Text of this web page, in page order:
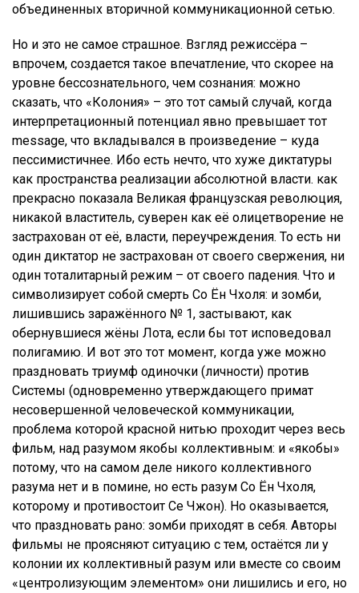
объединенных вторичной коммуникационной сетью.
Но и это не самое страшное. Взгляд режиссёра –
впрочем, создается такое впечатление, что скорее на
уровне бессознательного, чем сознания: можно
сказать, что «Колония» – это тот самый случай, когда
интерпретационный потенциал явно превышает тот
message, что вкладывался в произведение – куда
пессимистичнее. Ибо есть нечто, что хуже диктатуры
как пространства реализации абсолютной власти. как
прекрасно показала Великая французская революция,
никакой властитель, суверен как её олицетворение не
застрахован от её, власти, переучреждения. То есть ни
один диктатор не застрахован от своего свержения, ни
один тоталитарный режим – от своего падения. Что и
символизирует собой смерть Со Ён Чхоля: и зомби,
лишившись заражённого № 1, застывают, как
обернувшиеся жёны Лота, если бы тот исповедовал
полигамию. И вот это тот момент, когда уже можно
праздновать триумф одиночки (личности) против
Системы (одновременно утверждающего примат
несовершенной человеческой коммуникации,
проблема которой красной нитью проходит через весь
фильм, над разумом якобы коллективным: и «якобы»
потому, что на самом деле никого коллективного
разума нет и в помине, но есть разум Со Ён Чхоля,
которому и противостоит Се Чжон). Но оказывается,
что праздновать рано: зомби приходят в себя. Авторы
фильмы не проясняют ситуацию с тем, остаётся ли у
колонии их коллективный разум или вместе со своим
«центролизующим элементом» они лишились и его, но